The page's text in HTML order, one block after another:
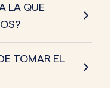
LA QUE
TOMAR EL